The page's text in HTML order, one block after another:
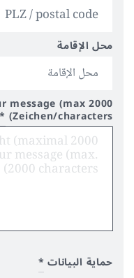
محل الإقامة
(max 2000
Zeichen/characters)
*
حماية البيانات *